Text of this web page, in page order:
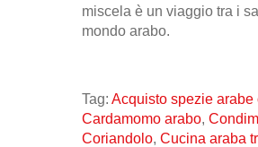
miscela è un viaggio tra i
mondo arabo.
Tag: Acquisto spezie arabe
Cardamomo arabo,
Coriandolo, Cucina araba